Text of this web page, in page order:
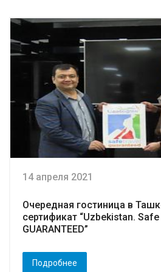
14 апреля 2021
Очередная гостиница в
сертификат “Uzbekistan.
GUARANTEED”
Подробнее